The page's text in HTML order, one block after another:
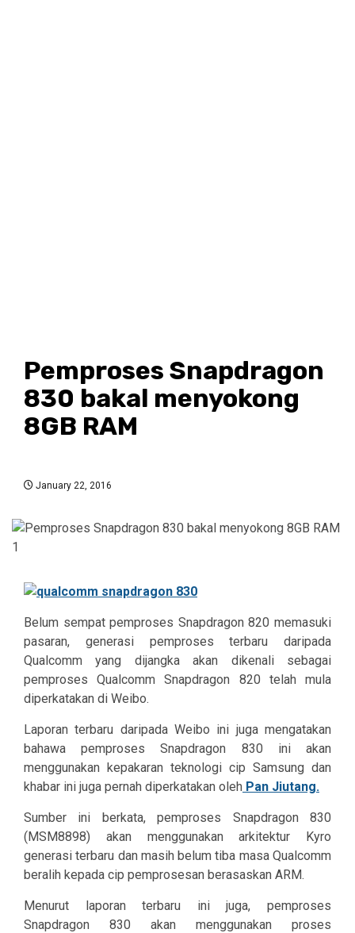
Pemproses Snapdragon
830 bakal menyokong
8GB RAM
January 22, 2016
Belum sempat pemproses Snapdragon 820 memasuki
pasaran, generasi pemproses terbaru daripada
Qualcomm yang dijangka akan dikenali sebagai
pemproses Qualcomm Snapdragon 820 telah mula
diperkatakan di Weibo.
Laporan terbaru daripada Weibo ini juga mengatakan
bahawa pemproses Snapdragon 830 ini akan
menggunakan kepakaran teknologi cip Samsung dan
khabar ini juga pernah diperkatakan oleh Pan Jiutang.
Sumber ini berkata, pemproses Snapdragon 830
(MSM8898) akan menggunakan arkitektur Kyro
generasi terbaru dan masih belum tiba masa Qualcomm
beralih kepada cip pemprosesan berasaskan ARM.
Menurut laporan terbaru ini juga, pemproses
Snapdragon 830 akan menggunakan proses